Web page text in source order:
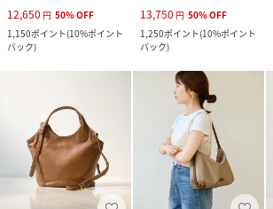
12,650 円 50%OFF
1,150ポイント(10%ポイント
バック)
13,750 円 50%OFF
1,250ポイント(10%ポイント
バック)